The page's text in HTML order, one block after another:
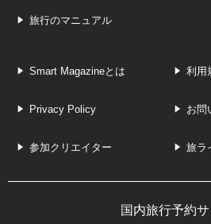
旅行のマニュアル
Smart Magazineとは 利用
Privacy Policy お問
参加クリエイター 旅
国内旅行予約サ